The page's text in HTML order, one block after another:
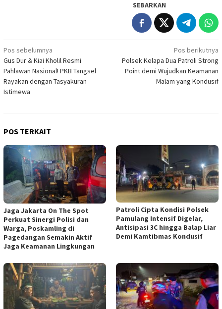
SEBARKAN
Navigasi
pos
Pos sebelumnya
Gus Dur & Kiai Kholil Resmi
Pahlawan Nasional! PKB Tangsel
Rayakan dengan Tasyakuran
Istimewa
Pos berikutnya
Polsek Kelapa Dua Patroli Strong
Point demi Wujudkan Keamanan
Malam yang Kondusif
POS TERKAIT
Jaga Jakarta On The Spot
Perkuat Sinergi Polisi dan
Warga, Poskamling di
Pagedangan Semakin Aktif
Jaga Keamanan Lingkungan
Patroli Cipta Kondisi Polsek
Pamulang Intensif Digelar,
Antisipasi 3C hingga Balap Liar
Demi Kamtibmas Kondusif